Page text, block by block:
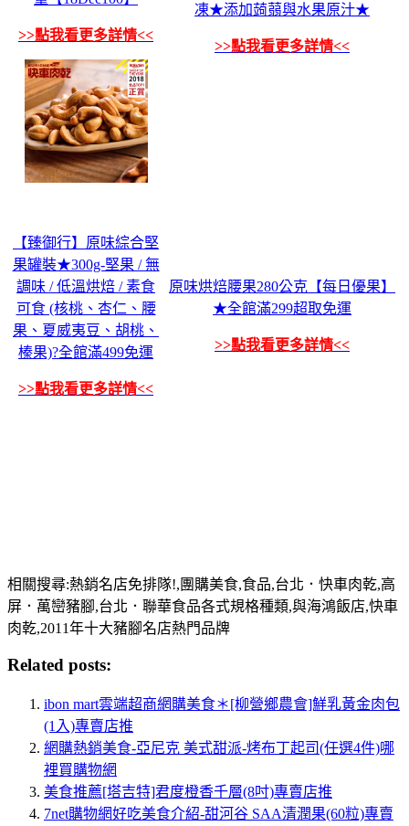
>>點我看更多詳情<<
凍★添加蒟蒻與水果原汁★
>>點我看更多詳情<<
【臻御行】原味綜合堅
果罐裝★300g-堅果 / 無
調味 / 低溫烘焙 / 素食
可食 (核桃、杏仁、腰
果、夏威夷豆、胡桃、
榛果)?全館滿499免運
>>點我看更多詳情<<
原味烘焙腰果280公克【每日優果】
★全館滿299超取免運
>>點我看更多詳情<<
相關搜尋:熱銷名店免排隊!,團購美食,食品,台北．快車肉乾,高
屏．萬巒豬腳,台北．聯華食品各式規格種類,與海鴻飯店,快車
肉乾,2011年十大豬腳名店熱門品牌
Related posts:
ibon mart雲端超商網購美食＊[柳營鄉農會]鮮乳黃金肉包
(1入)專賣店推
網購熱銷美食-亞尼克 美式甜派-烤布丁起司(任選4件)哪
裡買購物網
美食推薦[塔吉特]君度橙香千層(8吋)專賣店推
7net購物網好吃美食介紹-甜河谷 SAA清潤果(60粒)專賣